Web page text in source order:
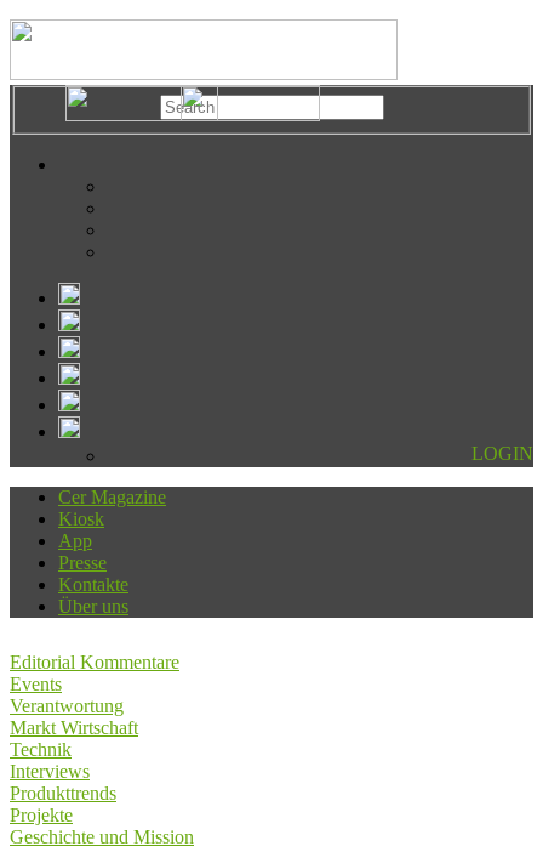
LOGIN
Cer Magazine
Kiosk
App
Presse
Kontakte
Über uns
Editorial Kommentare
Events
Verantwortung
Markt Wirtschaft
Technik
Interviews
Produkttrends
Projekte
Geschichte und Mission